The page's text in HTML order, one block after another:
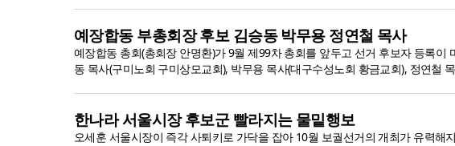
예장합동 부총회장 후보 김승동 박무용 정연철 목사
예장합동 총회(총회장 안명환)가 9월 제99차 총회를 앞두고 선거 후보자 등록
동 목사(구미노회 구미상모교회), 박무용 목사(대구수성노회 황금교회), 정연철
한나라 서울시장 후보군 빨라지는 물밑행보
오세훈 서울시장이 즉각 사퇴키로 가닥을 잡아 10월 보궐선거의 개최가 유력